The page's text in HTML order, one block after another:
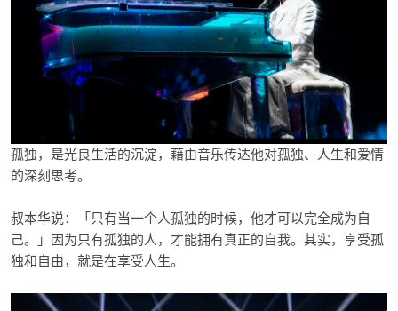
孤独，是光良生活的沉淀，藉由音乐传达他对孤独、人生和爱情
的深刻思考。
叔本华说：「只有当一个人孤独的时候，他才可以完全成为自
己。」因为只有孤独的人，才能拥有真正的自我。其实，享受孤
独和自由，就是在享受人生。